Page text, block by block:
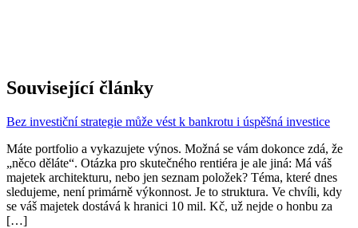
Související články
Bez investiční strategie může vést k bankrotu i úspěšná investice
Máte portfolio a vykazujete výnos. Možná se vám dokonce zdá, že
„něco děláte“. Otázka pro skutečného rentiéra je ale jiná: Má váš
majetek architekturu, nebo jen seznam položek? Téma, které dnes
sledujeme, není primárně výkonnost. Je to struktura. Ve chvíli, kdy
se váš majetek dostává k hranici 10 mil. Kč, už nejde o honbu za
[…]